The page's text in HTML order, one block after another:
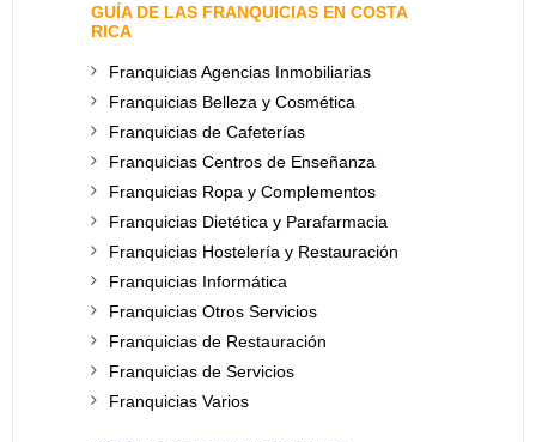
GUÍA DE LAS FRANQUICIAS EN COSTA
RICA
Franquicias Agencias Inmobiliarias
Franquicias Belleza y Cosmética
Franquicias de Cafeterías
Franquicias Centros de Enseñanza
Franquicias Ropa y Complementos
Franquicias Dietética y Parafarmacia
Franquicias Hostelería y Restauración
Franquicias Informática
Franquicias Otros Servicios
Franquicias de Restauración
Franquicias de Servicios
Franquicias Varios